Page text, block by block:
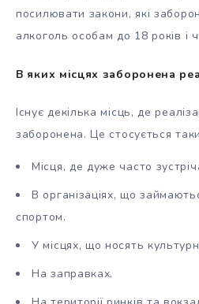
посилювати закони, які
алкоголь особам до 18 років і
В яких місцях заборонена
Існує декілька місць, де
заборонена. Це стосується
Місця, де дуже часто
В організаціях, що
спортом.
У місцях, що носять
На заправках.